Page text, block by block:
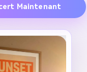
Maintenant